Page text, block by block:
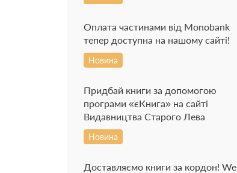
Оплата частинами від Monobank
тепер доступна на нашому сайті!
Новина
Придбай книги за допомогою
програми «єКнига» на сайті
Видавництва Старого Лева
Новина
Доставляємо книги за кордон! We